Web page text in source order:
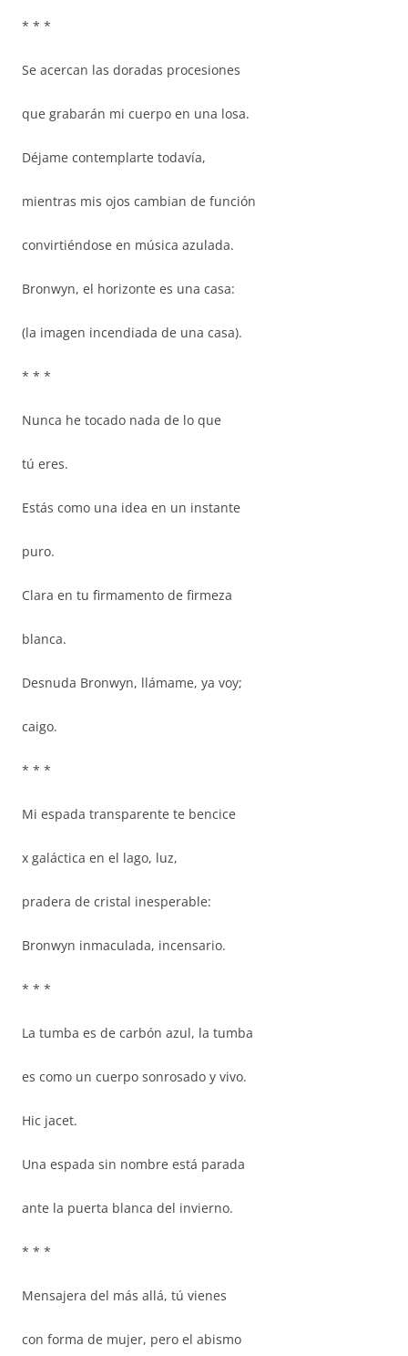
* * *
Se acercan las doradas procesiones
que grabarán mi cuerpo en una losa.
Déjame contemplarte todavía,
mientras mis ojos cambian de función
convirtiéndose en música azulada.
Bronwyn, el horizonte es una casa:
(la imagen incendiada de una casa).
* * *
Nunca he tocado nada de lo que
tú eres.
Estás como una idea en un instante
puro.
Clara en tu firmamento de firmeza
blanca.
Desnuda Bronwyn, llámame, ya voy;
caigo.
* * *
Mi espada transparente te bencice
x galáctica en el lago, luz,
pradera de cristal inesperable:
Bronwyn inmaculada, incensario.
* * *
La tumba es de carbón azul, la tumba
es como un cuerpo sonrosado y vivo.
Hic jacet.
Una espada sin nombre está parada
ante la puerta blanca del invierno.
* * *
Mensajera del más allá, tú vienes
con forma de mujer, pero el abismo